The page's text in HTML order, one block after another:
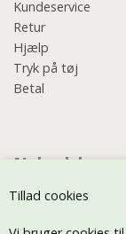
Tillad cookies
Kundeservice
Retur
Hjælp
Tryk på tøj
Betal
Nyhedsbrev